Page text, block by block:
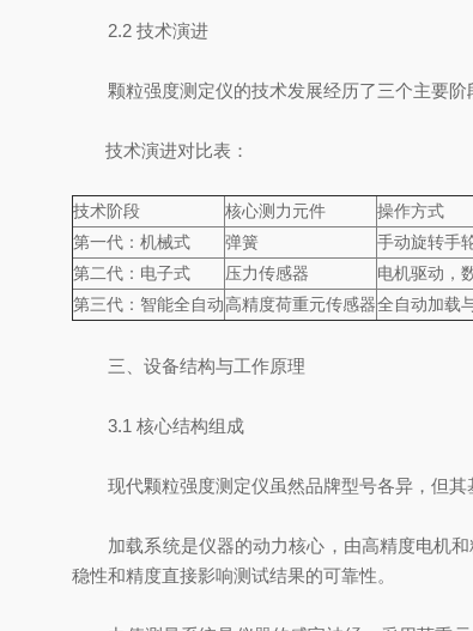
2.2 技术演进
颗粒强度测定仪的技术发展经历了三个主要阶
技术演进对比表：
技术阶段 核心测力元件 操作方式
第一代：机械式
弹簧 手动旋转手
第二代：电子式
压力传感器 电机驱动，
第三代：智能全自动高精度荷重元传感器全自动加载
三、设备结构与工作原理
3.1 核心结构组成
现代颗粒强度测定仪虽然品牌型号各异，但其
加载系统是仪器的动力核心，由高精度电机和
稳性和精度直接影响测试结果的可靠性。